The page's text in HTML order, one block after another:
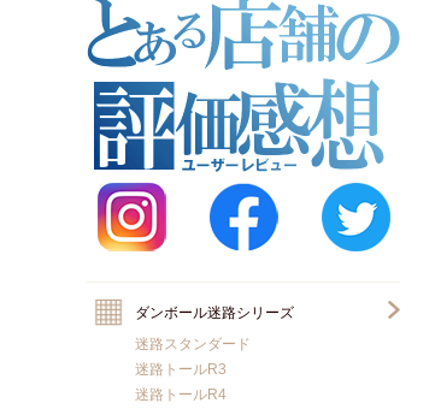
ダンボール迷路シリーズ
迷路スタンダード
迷路トールR3
迷路トールR4